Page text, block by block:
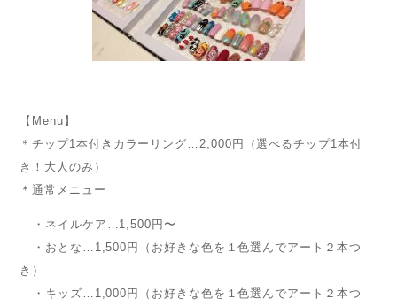
【Menu】
＊チップ1本付きカラーリング…2,000円（選べるチップ1本付
き！大人のみ）
＊通常メニュー
・ネイルケア…1,500円〜
・おとな…1,500円（お好きな色を１色選んでアート２本つ
き）
・キッズ…1,000円（お好きな色を１色選んでアート２本つ